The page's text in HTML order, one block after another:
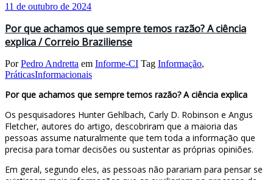
11 de outubro de 2024
Por que achamos que sempre temos razão? A ciência
explica / Correio Braziliense
PorPedro Andretta em Informe-CI Tag Informação,
PráticasInformacionais
Por que achamos que sempre temos razão? A ciência explica
Os pesquisadores Hunter Gehlbach, Carly D. Robinson e Angus
Fletcher, autores do artigo, descobriram que a maioria das
pessoas assume naturalmente que tem toda a informação que
precisa para tomar decisões ou sustentar as próprias opiniões.
Em geral, segundo eles, as pessoas não parariam para pensar se